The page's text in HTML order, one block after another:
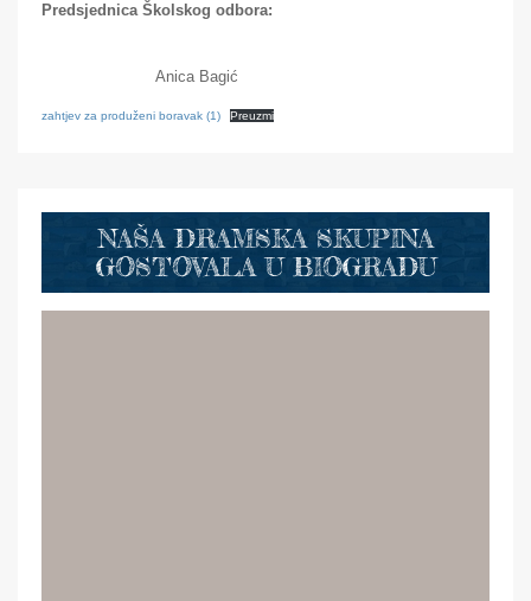
Predsjednica Školskog odbora:
Anica Bagić
zahtjev za produženi boravak (1) Preuzmi
NAŠA DRAMSKA SKUPINA
GOSTOVALA U BIOGRADU